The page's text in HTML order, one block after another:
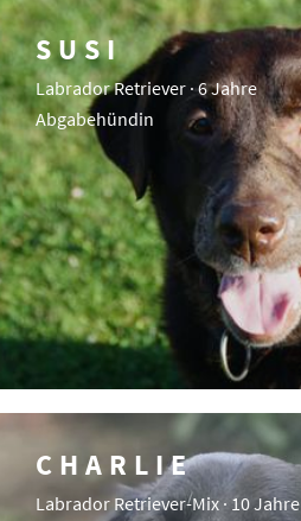
SUSI
Labrador Retriever · 6 Jahre
Abgabehündin
CHARLIE
Labrador Retriever-Mix · 10 Jahre